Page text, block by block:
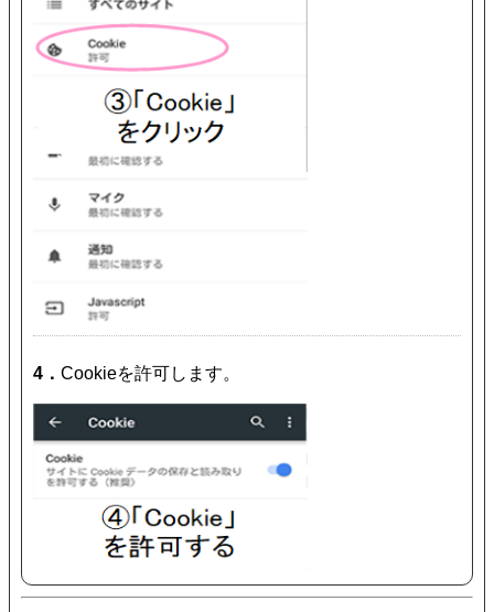
4． Cookieを許可します。